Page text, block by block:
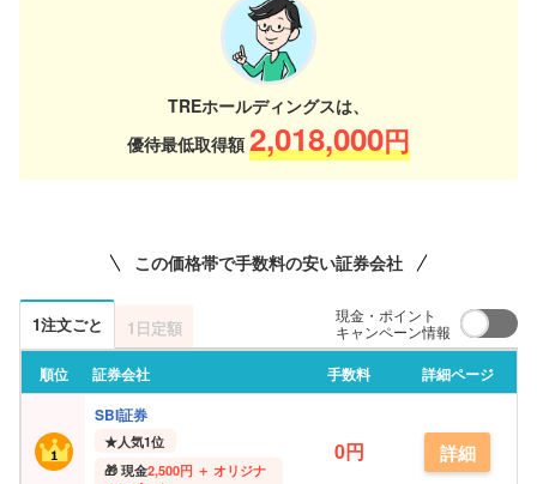
TREホールディングスは、
優待最低取得額2,018,000円
この価格帯で手数料の安い証券会社
1注文ごと 1日定額
現金・ポイント
キャンペーン情報
順位 証券会社 手数料
詳細ページ
SBI証券
★人気1位
現金2,500円 ＋ オリジナ
0円 詳細